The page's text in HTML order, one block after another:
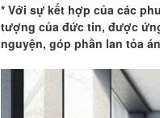
* Với sự kết hợp của các
tượng của đức tin, được
nguyện, góp phần lan tỏa